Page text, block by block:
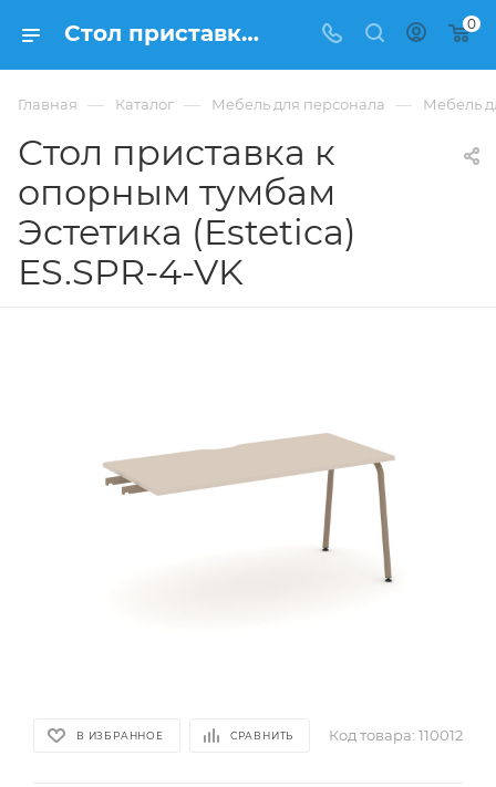
Стол приставка к опорным тумбам Эстетика (Estetica) ES.SPR-4-VK купить в Москве, цена 16 745 ₽. - интернет-магазин ФРАНКОМ 0
Главная — Каталог — Мебель для персонала — Мебель
Стол приставка к
опорным тумбам
Эстетика (Estetica)
ES.SPR-4-VK
В ИЗБРАННОЕ СРАВНИТЬ Код товара: 110012